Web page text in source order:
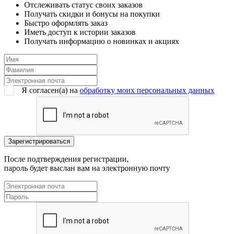
Отслеживать статус своих заказов
Получать скидки и бонусы на покупки
Быстро оформлять заказ
Иметь доступ к истории заказов
Получать информацию о новинках и акциях
Я согласен(a) на обработку моих персональных данных
После подтверждения регистрации,
пароль будет выслан вам на электронную почту